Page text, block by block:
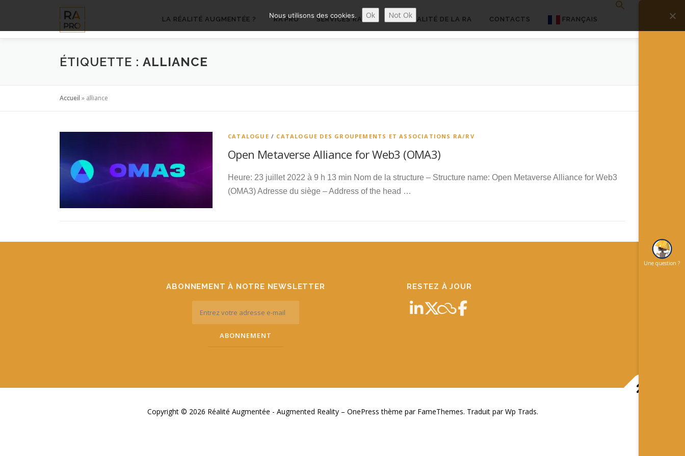
contenu
LA RÉALITÉ AUGMENTÉE ? RA’PRO SERVICES RA’PRO ACTUALITÉ DE LA RA CONTACTS FRANÇAIS
ÉTIQUETTE : ALLIANCE
Accueil » alliance
CATALOGUE / CATALOGUE DES GROUPEMENTS ET ASSOCIATIONS RA/RV
Open Metaverse Alliance for Web3 (OMA3)
Heure: 23 juillet 2022 à 9 h 13 min Nom de la structure – Structure name: Open Metaverse Alliance for Web3
(OMA3) Adresse du siège – Address of the head …
ABONNEMENT À NOTRE NEWSLETTER RESTEZ À JOUR
Copyright © 2026 Réalité Augmentée - Augmented Reality – OnePress thème par FameThemes. Traduit par Wp Trads.
Une question ?
Nous utilisons des cookies. Ok Not Ok